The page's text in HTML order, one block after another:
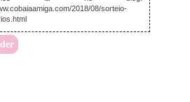
2018/08/sorteio-